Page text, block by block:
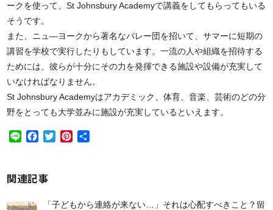
ークを使って、St Johnsbury Academyで講義をしてもらってもいる
そうです。
また、ニュ―ヨークから著名なバレー団を招いて、サマーに短期の
講習を学校で実行したりもしています。一流の人や組織を招待する
ためには、彼らが十分にその力を発揮できる施設や設備が充実して
いなければなりません。
St Johnsbury Academyはアカデミック、体育、音楽、芸術のどの分
野をとっても大学並みに施設が充実しているといえます。
Line Facebook
TwitterPinterest
関連記事
「子どもから連絡が来ない…」それは心配すべきこと？留